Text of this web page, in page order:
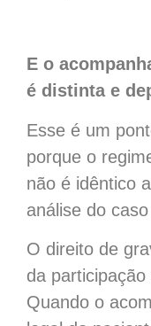
E o
é distinta e
Esse é um
porque o
não é idêntico
análise do
O direito de
da
Quando o